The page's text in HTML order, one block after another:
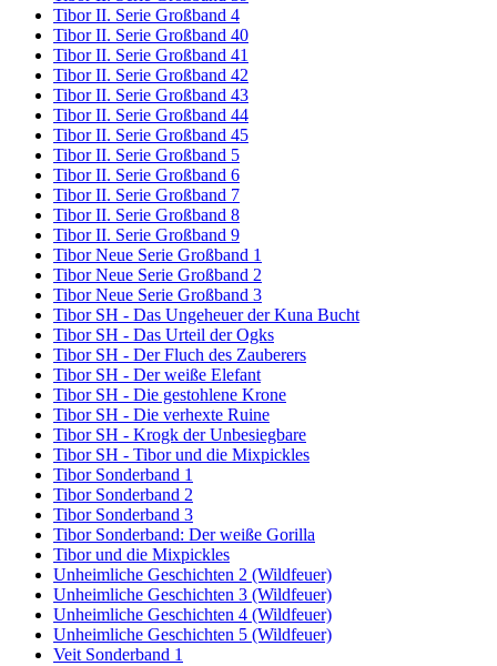
Tibor II. Serie Großband 4
Tibor II. Serie Großband 40
Tibor II. Serie Großband 41
Tibor II. Serie Großband 42
Tibor II. Serie Großband 43
Tibor II. Serie Großband 44
Tibor II. Serie Großband 45
Tibor II. Serie Großband 5
Tibor II. Serie Großband 6
Tibor II. Serie Großband 7
Tibor II. Serie Großband 8
Tibor II. Serie Großband 9
Tibor Neue Serie Großband 1
Tibor Neue Serie Großband 2
Tibor Neue Serie Großband 3
Tibor SH - Das Ungeheuer der Kuna Bucht
Tibor SH - Das Urteil der Ogks
Tibor SH - Der Fluch des Zauberers
Tibor SH - Der weiße Elefant
Tibor SH - Die gestohlene Krone
Tibor SH - Die verhexte Ruine
Tibor SH - Krogk der Unbesiegbare
Tibor SH - Tibor und die Mixpickles
Tibor Sonderband 1
Tibor Sonderband 2
Tibor Sonderband 3
Tibor Sonderband: Der weiße Gorilla
Tibor und die Mixpickles
Unheimliche Geschichten 2 (Wildfeuer)
Unheimliche Geschichten 3 (Wildfeuer)
Unheimliche Geschichten 4 (Wildfeuer)
Unheimliche Geschichten 5 (Wildfeuer)
Veit Sonderband 1